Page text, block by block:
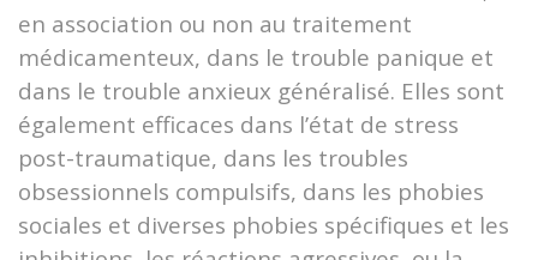
en association ou non au traitement
médicamenteux, dans le trouble panique et
dans le trouble anxieux généralisé. Elles sont
également efficaces dans l’état de stress
post-traumatique, dans les troubles
obsessionnels compulsifs, dans les phobies
sociales et diverses phobies spécifiques et les